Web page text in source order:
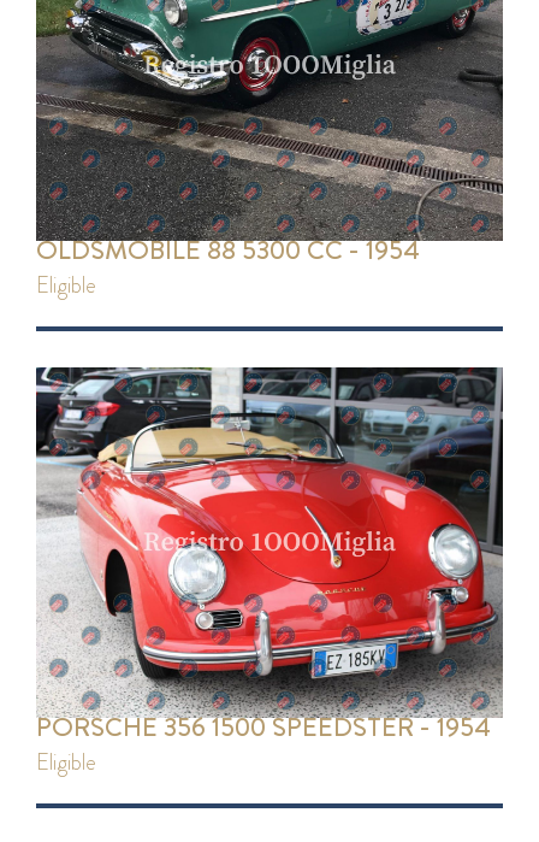
OLDSMOBILE 88 5300 CC - 1954
eligible
PORSCHE 356 1500 SPEEDSTER - 1954
eligible